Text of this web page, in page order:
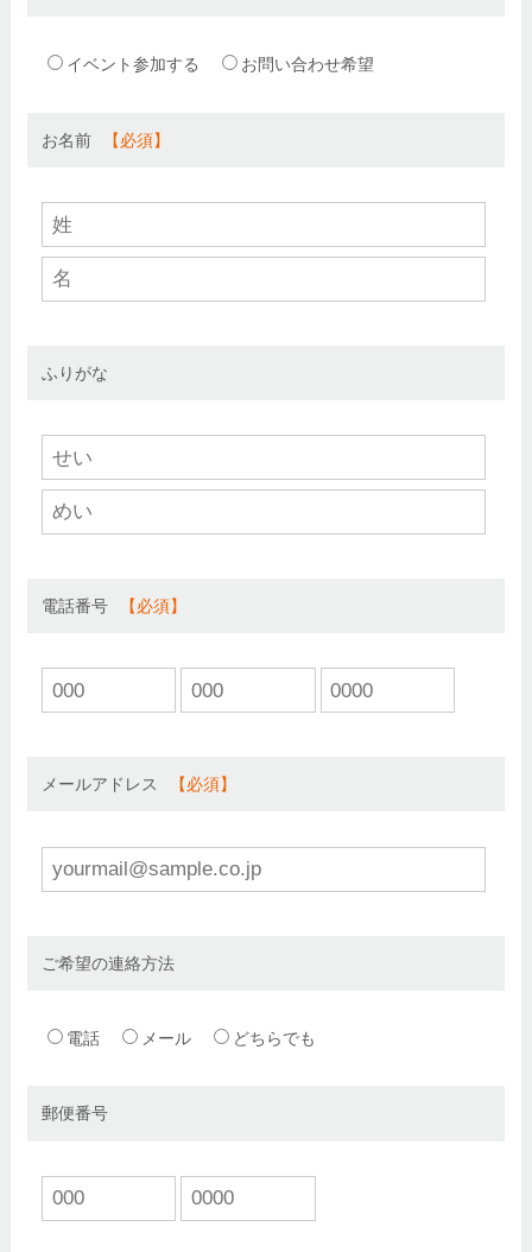
イベント参加する お問い合わせ希望
お名前
ふりがな
電話番号
メールアドレス
ご希望の連絡方法
電話 メール どちらでも
郵便番号